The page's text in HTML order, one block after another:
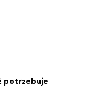
potrzebuje